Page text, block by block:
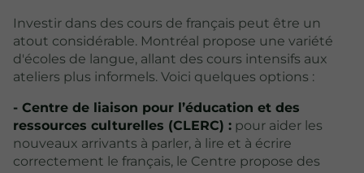
Investir dans des cours de français peut être un
atout considérable. Montréal propose une variété
d'écoles de langue, allant des cours intensifs aux
ateliers plus informels. Voici quelques options :
- Centre de liaison pour l’éducation et des
ressources culturelles (CLERC) : pour aider les
nouveaux arrivants à parler, à lire et à écrire
correctement le français, le Centre propose des